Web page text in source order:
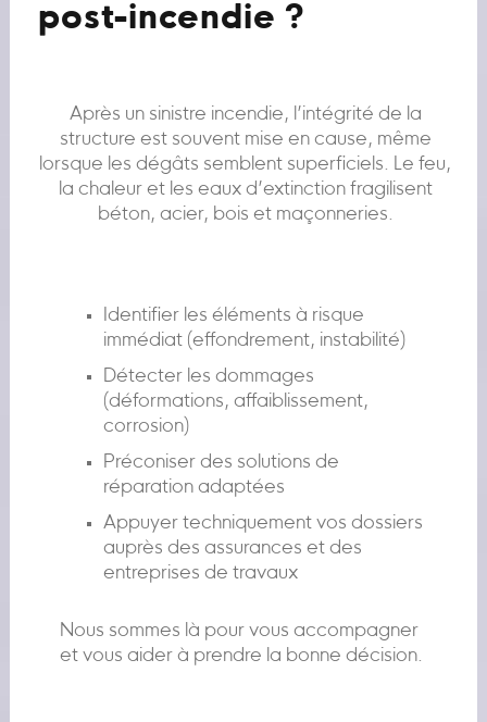
post-incendie ?
Après un sinistre incendie, l’intégrité de la
structure est souvent mise en cause, même
lorsque les dégâts semblent superficiels. Le feu,
la chaleur et les eaux d’extinction fragilisent
béton, acier, bois et maçonneries.
Identifier les éléments à risque
immédiat (effondrement, instabilité)
Détecter les dommages
(déformations, affaiblissement,
corrosion)
Préconiser des solutions de
réparation adaptées
Appuyer techniquement vos dossiers
auprès des assurances et des
entreprises de travaux
Nous sommes là pour vous accompagner
et vous aider à prendre la bonne décision.